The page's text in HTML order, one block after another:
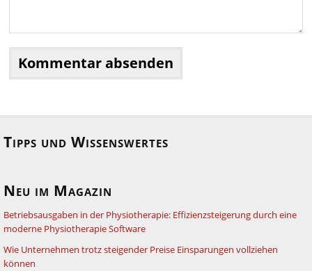
Tipps und Wissenswertes
Neu im Magazin
Betriebsausgaben in der Physiotherapie: Effizienzsteigerung durch eine
moderne Physiotherapie Software
Wie Unternehmen trotz steigender Preise Einsparungen vollziehen
können